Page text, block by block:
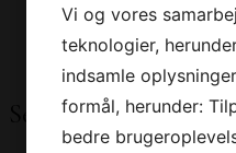
DE
CAN
Type Hvidvin
Se andre produkter
Vi og vores
teknologier,
indsamle
formål, herunder:
bedre